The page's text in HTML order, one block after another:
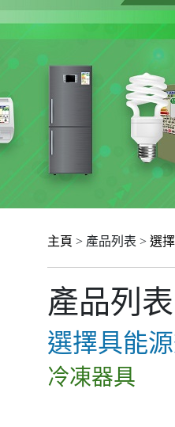
主頁 > 產品列表 > 選
產品列表
選擇具能
冷凍器具